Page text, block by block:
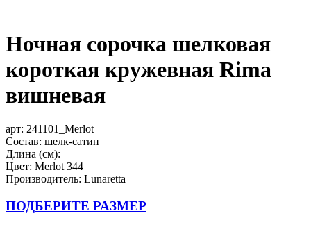
Ночная сорочка шелковая
короткая кружевная Rima
вишневая
арт: 241101_Merlot
Состав: шелк-сатин
Длина (см):
Цвет: Merlot 344
Производитель: Lunaretta
ПОДБЕРИТЕ РАЗМЕР